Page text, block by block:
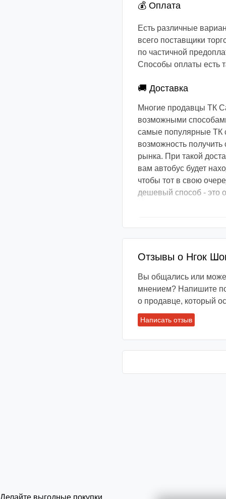
💰 Оплата
Есть различные
всего поставщики
по частичной
Способы оплаты есть
🚚 Доставка
Многие продавцы ТК
возможными
самые популярные ТК
возможность
рынка. При такой
вам автобус будет
чтобы тот в свою
дешевый способ - это
Отзывы о Нгок
Вы общались или
мнением? Напишите
о продавце, который
Написать отзыв